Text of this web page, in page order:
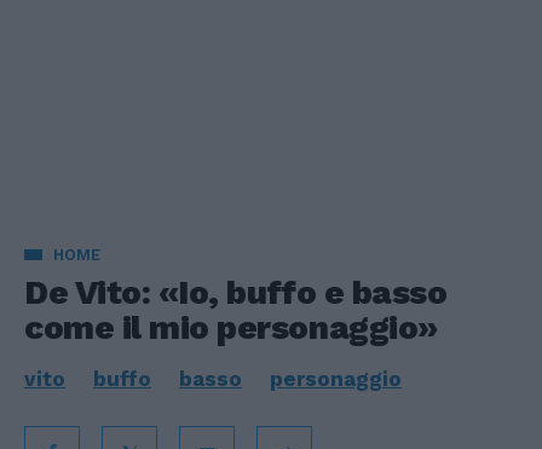
HOME
De Vito: «Io, buffo e basso
come il mio personaggio»
vito buffo basso personaggio